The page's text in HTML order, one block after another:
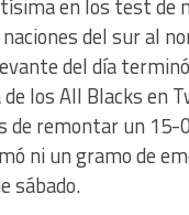
en los test de
del sur al
del día
los All Blacks en
de remontar un 15-
ni un gramo de
sábado.